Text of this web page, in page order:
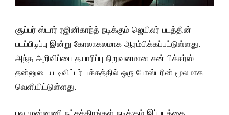
சூப்பர் ஸ்டார் ரஜினிகாந்த் நடிக்கும் ஜெயிலர் படத்தின்
படப்பிடிப்பு இன்று கோலாகலமாக ஆரம்பிக்கப்பட்டுள்ளது.
அந்த அறிவிப்பை தயாரிப்பு நிறுவனமான சன் பிக்சர்ஸ்
தன்னுடைய டிவிட்டர் பக்கத்தில் ஒரு போஸ்டரின் மூலமாக
வெளியிட்டுள்ளது.
பல முன்னணி நட்சத்திரங்கள் நடிக்கும் இப்படத்தை